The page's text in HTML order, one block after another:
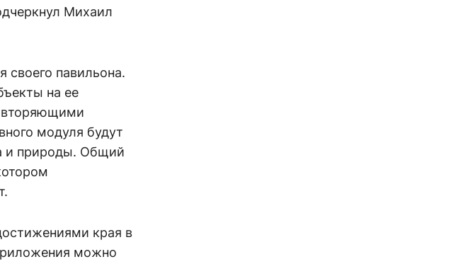
Михаил
своего павильона.
на ее
модуля будут
и природы. Общий
края в
можно